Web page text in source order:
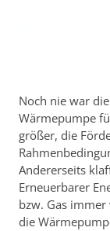
Noch nie war
Wärmepumpe
größer, die
Andererseits
Erneuerbarer
bzw. Gas
die